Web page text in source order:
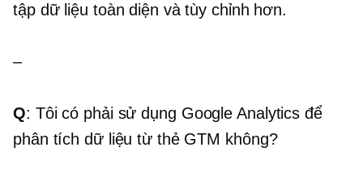
tập dữ liệu toàn diện và tùy chỉnh hơn.
–
Q: Tôi có phải sử dụng Google Analytics để
phân tích dữ liệu từ thẻ GTM không?